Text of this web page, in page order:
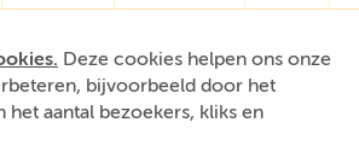
Deze cookies helpen ons onze
bijvoorbeeld door het
het aantal bezoekers, kliks en